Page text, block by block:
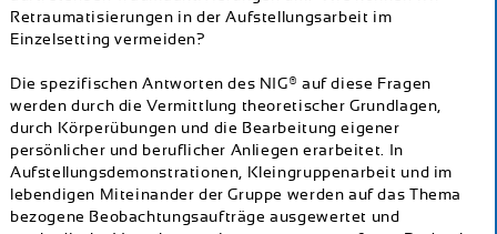
Retraumatisierungen in der Aufstellungsarbeit im
Einzelsetting vermeiden?
Die spezifischen Antworten des NIG® auf diese Fragen
werden durch die Vermittlung theoretischer Grundlagen,
durch Körperübungen und die Bearbeitung eigener
persönlicher und beruflicher Anliegen erarbeitet. In
Aufstellungsdemonstrationen, Kleingruppenarbeit und im
lebendigen Miteinander der Gruppe werden auf das Thema
bezogene Beobachtungsaufträge ausgewertet und